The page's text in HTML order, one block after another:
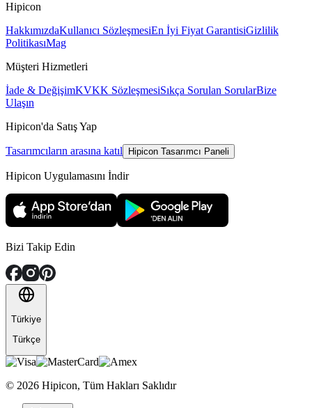
Hipicon
HakkımızdaKullanıcı SözleşmesiEn İyi Fiyat GarantisiGizlilik
PolitikasıMag
Müşteri Hizmetleri
İade & DeğişimKVKK SözleşmesiSıkça Sorulan SorularBize
Ulaşın
Hipicon'da Satış Yap
Tasarımcıların arasına katıl Hipicon Tasarımcı Paneli
Hipicon Uygulamasını İndir
Bizi Takip Edin
Türkiye
Türkçe
© 2026 Hipicon, Tüm Hakları Saklıdır